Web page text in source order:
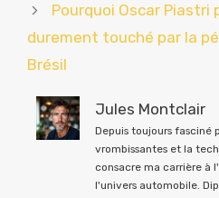
Pourquoi Oscar Piastri
durement touché par la
Brésil
Jules Montclair
Depuis toujours fasciné
vrombissantes et la
consacre ma carrière à
l'univers automobile.